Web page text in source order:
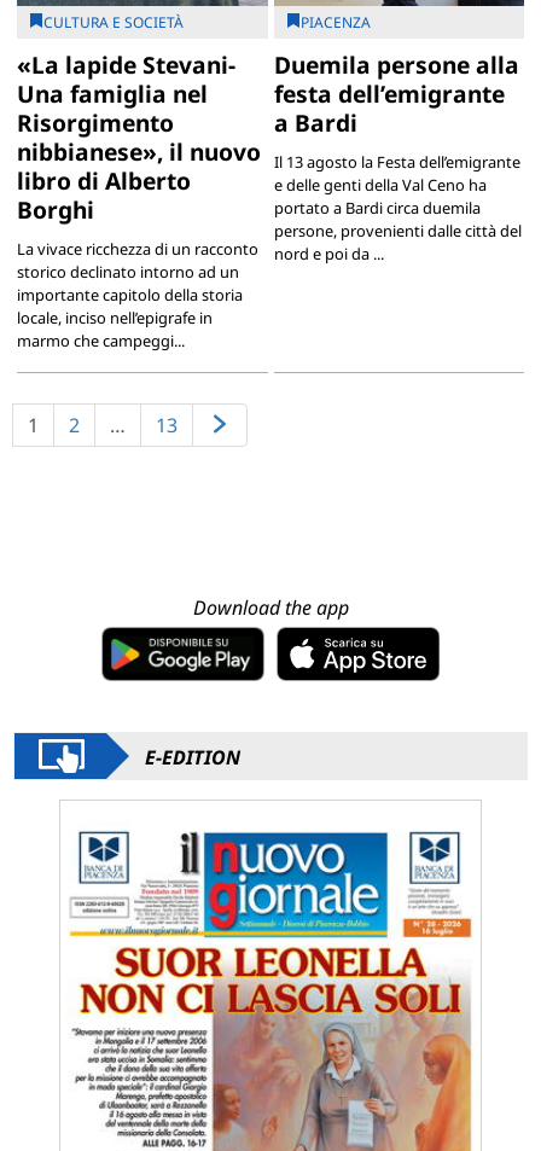
CULTURA E SOCIETÀ
«La lapide Stevani-
Una famiglia nel
Risorgimento
nibbianese», il nuovo
libro di Alberto
Borghi
La vivace ricchezza di un racconto
storico declinato intorno ad un
importante capitolo della storia
locale, inciso nell’epigrafe in
marmo che campeggi...
PIACENZA
Duemila persone alla
festa dell’emigrante
a Bardi
Il 13 agosto la Festa dell’emigrante
e delle genti della Val Ceno ha
portato a Bardi circa duemila
persone, provenienti dalle città del
nord e poi da ...
1 2 … 13
Download the app
E-EDITION